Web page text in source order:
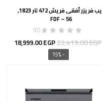
ديب فريزر أفقى فريش 472 لتر 1823,
FDF – 56
(0)
22,419.00EGP
السعر
الأصلي
18,999.00EGP
- 15%